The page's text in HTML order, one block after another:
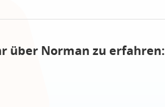
über Norman zu erfahren: